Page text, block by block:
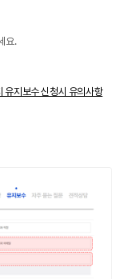
요.
유지보수 신청시 유의사항